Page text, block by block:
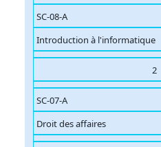
SC-08-A
Introduction à l'informatique
2
SC-07-A
Droit des affaires